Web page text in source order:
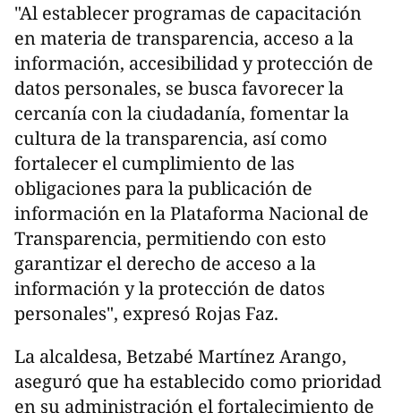
"Al establecer programas de capacitación
en materia de transparencia, acceso a la
información, accesibilidad y protección de
datos personales, se busca favorecer la
cercanía con la ciudadanía, fomentar la
cultura de la transparencia, así como
fortalecer el cumplimiento de las
obligaciones para la publicación de
información en la Plataforma Nacional de
Transparencia, permitiendo con esto
garantizar el derecho de acceso a la
información y la protección de datos
personales", expresó Rojas Faz.
La alcaldesa, Betzabé Martínez Arango,
aseguró que ha establecido como prioridad
en su administración el fortalecimiento de